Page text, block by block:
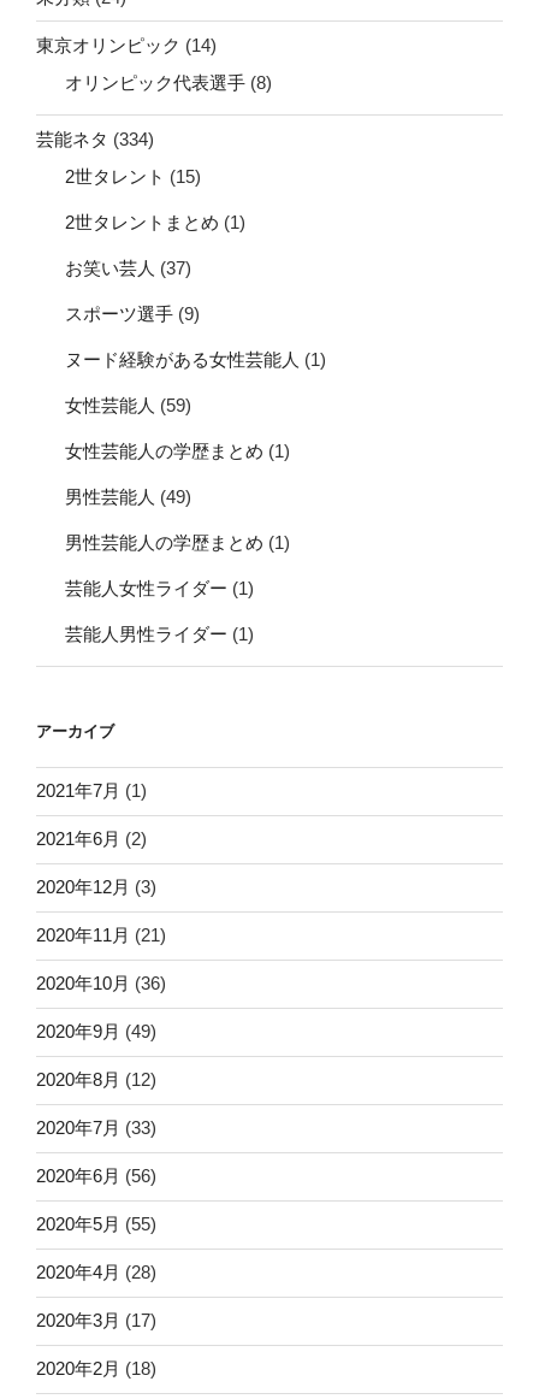
東京オリンピック (14)
オリンピック代表選手 (8)
芸能ネタ (334)
2世タレント (15)
2世タレントまとめ (1)
お笑い芸人 (37)
スポーツ選手 (9)
ヌード経験がある女性芸能人 (1)
女性芸能人 (59)
女性芸能人の学歴まとめ (1)
男性芸能人 (49)
男性芸能人の学歴まとめ (1)
芸能人女性ライダー (1)
芸能人男性ライダー (1)
アーカイブ
2021年7月 (1)
2021年6月 (2)
2020年12月 (3)
2020年11月 (21)
2020年10月 (36)
2020年9月 (49)
2020年8月 (12)
2020年7月 (33)
2020年6月 (56)
2020年5月 (55)
2020年4月 (28)
2020年3月 (17)
2020年2月 (18)